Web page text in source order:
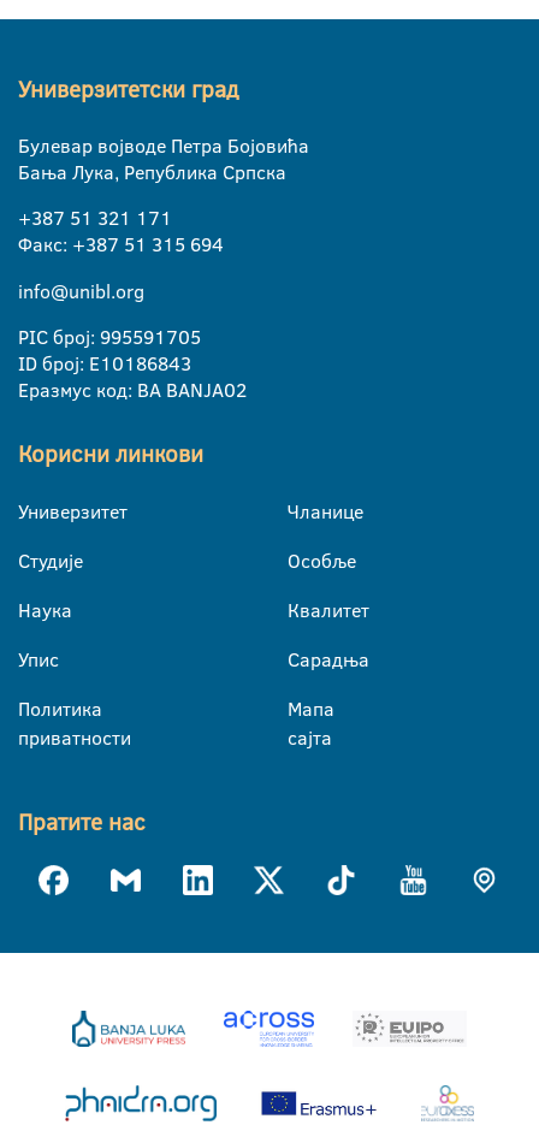
Универзитетски град
Булевар војводе Петра Бојовића
Бања Лука, Република Српска
+387 51 321 171
Факс: +387 51 315 694
info@unibl.org
PIC број: 995591705
ID број: E10186843
Еразмус код: BA BANJA02
Корисни линкови
Универзитет
Студије
Наука
Упис
Политика
приватности
Чланице
Особље
Квалитет
Сарадња
Мапа
сајта
Пратите нас